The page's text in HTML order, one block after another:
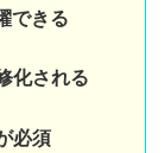
できる
化される
必須